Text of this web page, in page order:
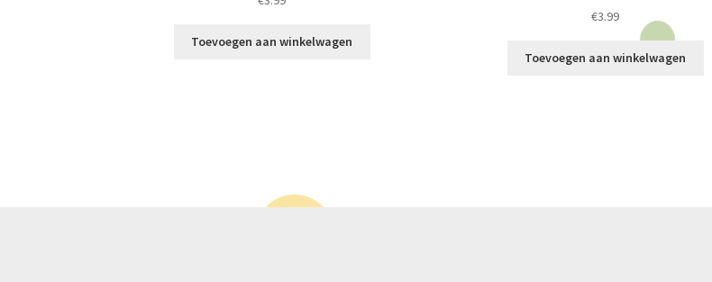
Toevoegen aan winkelwagen
€3.99
Toevoegen aan winkelwagen